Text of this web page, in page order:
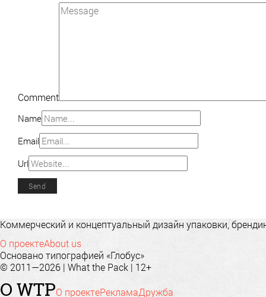
Comment
Name
Email
Url
Коммерческий и концептуальный дизайн упаковки,
О проектеAbout us
Основано типографией «Глобус»
© 2011—2026 | What the Pack | 12+
О WTPО проектеРекламаДружба